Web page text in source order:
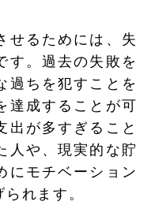
せるためには、失
す。過去の失敗を
過ちを犯すことを
達成することが可
出が多すぎること
人や、現実的な貯
にモチベーション
れます。